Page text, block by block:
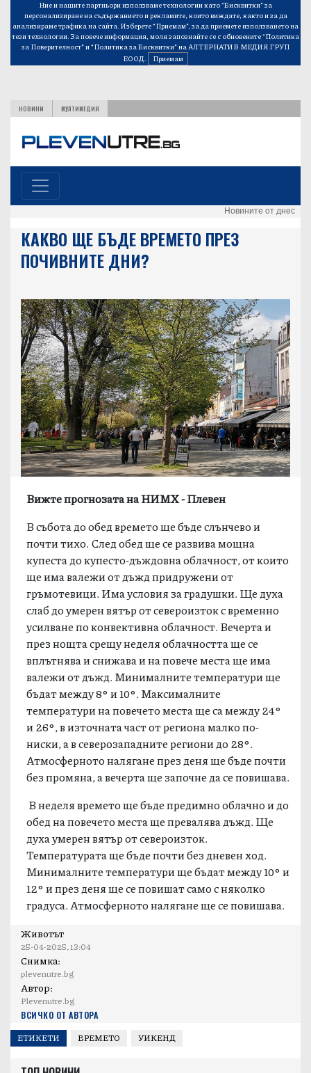
Ние и нашите партньори използваме технологии като “Бисквитки” за
персонализиране на съдържанието и рекламите, които виждате, както и за да
анализираме трафика на сайта. Изберете “Приемам”, за да приемете използването на
тези технологии. За повече информация, моля запознайте се с обновените“Политика
за Поверителност”и“Политика за Бисквитки”на АЛТЕРНАТИВ МЕДИЯ ГРУП
ЕООД.
Приемам
НОВИНИ МУЛТИМЕДИЯ
Новините от днес
КАКВО ЩЕ БЪДЕ ВРЕМЕТО ПРЕЗ
ПОЧИВНИТЕ ДНИ?
Животът
25-04-2025, 13:04
Снимка:
plevenutre.bg
Автор:
Plevenutre.bg
ВСИЧКО ОТ АВТОРА
Вижте прогнозата на НИМХ - Плевен
В събота до обед времето ще бъде слънчево и
почти тихо. След обед ще се развива мощна
купеста до купесто-дъждовна облачност, от които
ще има валежи от дъжд придружени от
гръмотевици. Има условия за градушки. Ще духа
слаб до умерен вятър от североизток с временно
усилване по конвективна облачност. Вечерта и
през нощта срещу неделя облачността ще се
вплътнява и снижава и на повече места ще има
валежи от дъжд. Минималните температури ще
бъдат между 8° и 10°. Максималните
температури на повечето места ще са между 24°
и 26°, в източната част от региона малко по-
ниски, а в северозападните региони до 28°.
Атмосферното налягане през деня ще бъде почти
без промяна, а вечерта ще започне да се повишава.
В неделя времето ще бъде предимно облачно и до
обед на повечето места ще превалява дъжд. Ще
духа умерен вятър от североизток.
Температурата ще бъде почти без дневен ход.
Минималните температури ще бъдат между 10° и
12° и през деня ще се повишат само с няколко
градуса. Атмосферното налягане ще се повишава.
ЕТИКЕТИ ВРЕМЕТО УИКЕНД